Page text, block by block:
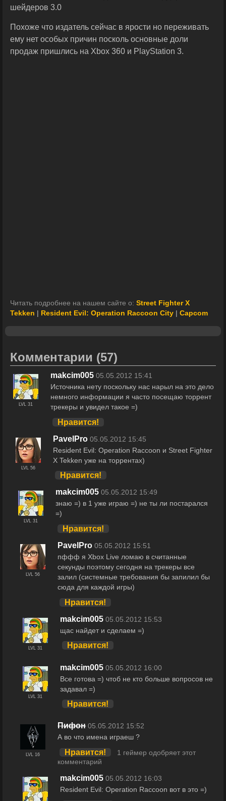
шейдеров 3.0
Похоже что издатель сейчас в ярости но переживать
ему нет особых причин посколь основные доли
продаж пришлись на Xbox 360 и PlayStation 3.
Читать подробнее на нашем сайте о: Street Fighter X
Tekken
Resident Evil: Operation Raccoon City Capcom
Комментарии (57)
LVL 31
makcim005 05.05.2012 15:41
Источника нету поскольку нас нарыл на это дело
немного информации я часто посещаю торрент
трекеры и увидел такое =)
Нравится!
LVL 56
PavelPro 05.05.2012 15:45
Resident Evil: Operation Raccoon и Street Fighter
X Tekken уже на торрентах)
Нравится!
LVL 31
makcim005 05.05.2012 15:49
знаю =) в 1 уже играю =) не ты ли постарался
=)
Нравится!
LVL 56
PavelPro 05.05.2012 15:51
пффф я Xbox Live ломаю в считанные
секунды поэтому сегодня на трекеры все
залил (системные требования бы запилил бы
сюда для каждой игры)
Нравится!
LVL 31
makcim005 05.05.2012 15:53
щас найдет и сделаем =)
Нравится!
LVL 31
makcim005 05.05.2012 16:00
Все готова =) чтоб не кто больше вопросов не
задавал =)
Нравится!
LVL 16
Пифон 05.05.2012 15:52
А во что имена играеш ?
Нравится!
1 геймер одобряет этот
комментарий
makcim005 05.05.2012 16:03
Resident Evil: Operation Raccoon вот в это =)